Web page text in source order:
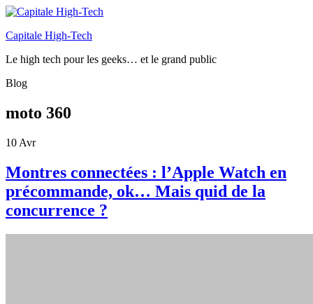
Capitale High-Tech
Le high tech pour les geeks… et le grand public
Blog
moto 360
10 Avr
Montres connectées : l’Apple Watch en
précommande, ok… Mais quid de la
concurrence ?